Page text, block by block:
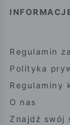
Regulamin
Polityka
Regulaminy
O nas
Znajdź swój